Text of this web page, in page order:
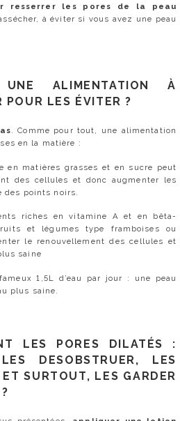
resserrer les pores de la peau
à éviter si vous avez une peau
ALIMENTATION À
POUR LES ÉVITER ?
. Comme pour tout, une alimentation
en la matière :
en matières grasses et en sucre peut
des cellules et donc augmenter les
des points noirs.
riches en vitamine A et en bêta-
et légumes type framboises ou
le renouvellement des cellules et
saine
1,5L d’eau par jour : une peau
plus saine.
LES PORES DILATÉS :
DESOBSTRUER, LES
ET SURTOUT, LES GARDER